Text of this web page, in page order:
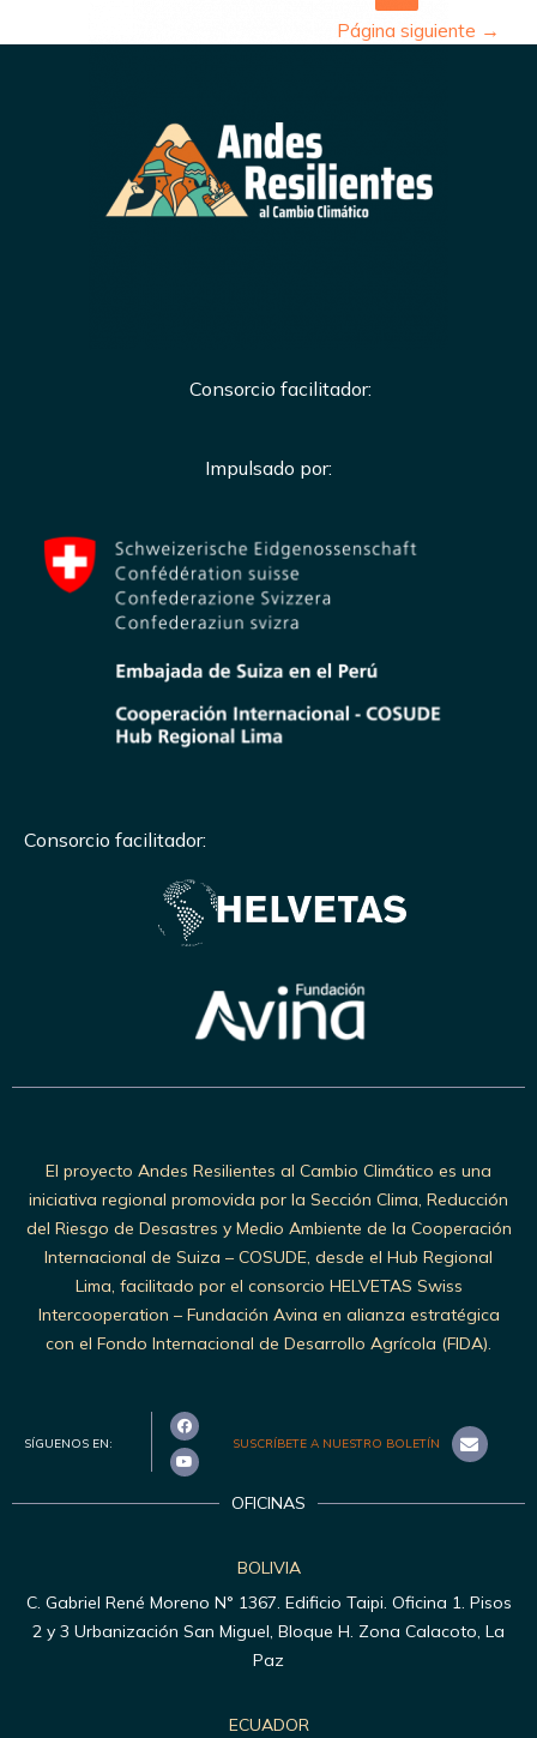
Página siguiente →
Consorcio facilitador:
Impulsado por:
Consorcio facilitador:
El proyecto Andes Resilientes al Cambio Climático es una
iniciativa regional promovida por la Sección Clima, Reducción
del Riesgo de Desastres y Medio Ambiente de la Cooperación
Internacional de Suiza – COSUDE, desde el Hub Regional
Lima, facilitado por el consorcio HELVETAS Swiss
Intercooperation – Fundación Avina en alianza estratégica
con el Fondo Internacional de Desarrollo Agrícola (FIDA).
SÍGUENOS EN: SUSCRÍBETE A NUESTRO BOLETÍN
OFICINAS
BOLIVIA
C. Gabriel René Moreno N° 1367. Edificio Taipi. Oficina 1. Pisos
2 y 3 Urbanización San Miguel, Bloque H. Zona Calacoto, La
Paz
ECUADOR